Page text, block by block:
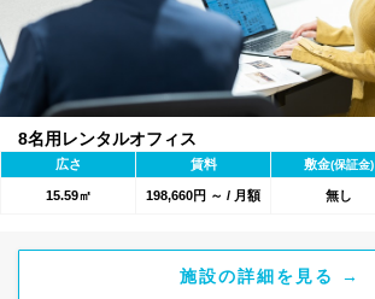
8名用レンタルオフィス
広さ 賃料 敷金(保証金)
15.59㎡ 198,660円 ～ / 月額 無し
施設の詳細を見る →